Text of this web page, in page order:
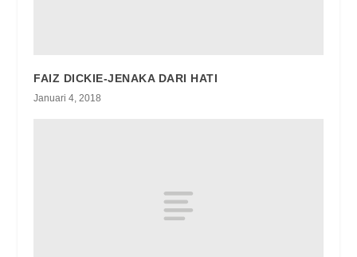
FAIZ DICKIE-JENAKA DARI HATI
Januari 4, 2018